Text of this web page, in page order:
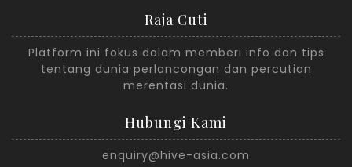
Raja Cuti
Platform ini fokus dalam memberi info dan tips
tentang dunia perlancongan dan percutian
merentasi dunia.
Hubungi Kami
enquiry@hive-asia.com